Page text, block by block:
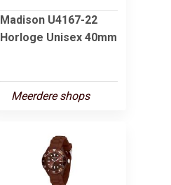
Madison U4167-22
Horloge Unisex 40mm
Meerdere shops